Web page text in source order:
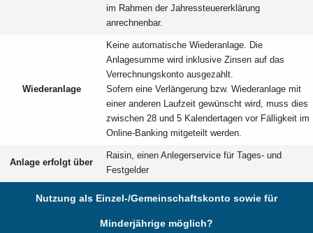
im Rahmen der Jahressteuererklärung
anrechnenbar.
Wiederanlage
Keine automatische Wiederanlage. Die
Anlagesumme wird inklusive Zinsen auf das
Verrechnungskonto ausgezahlt.
Sofern eine Verlängerung bzw. Wiederanlage mit
einer anderen Laufzeit gewünscht wird, muss dies
zwischen 28 und 5 Kalendertagen vor Fälligkeit im
Online-Banking mitgeteilt werden.
Anlage erfolgt über
Raisin, einen Anlegerservice für Tages- und
Festgelder
Nutzung als Einzel-/Gemeinschaftskonto sowie für
Minderjährige möglich?